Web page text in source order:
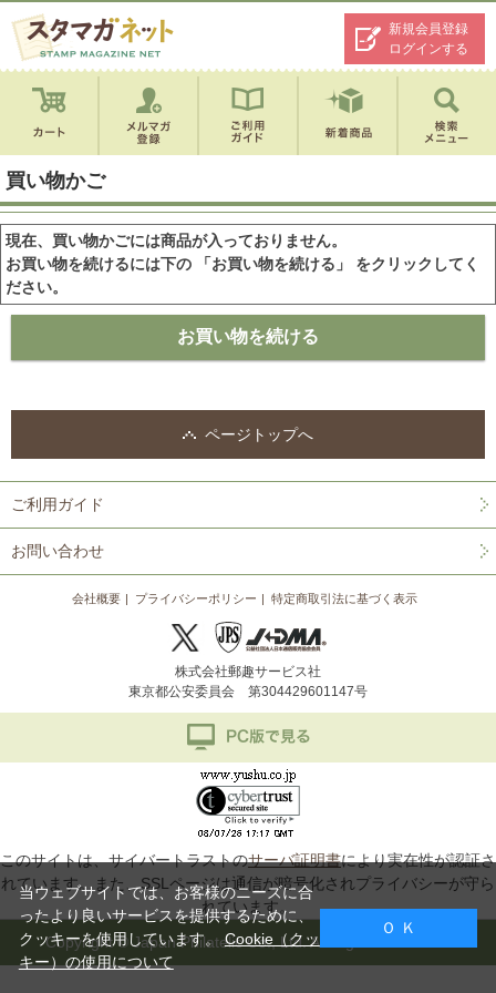
新規会員登録
ログインする
買い物かご
現在、買い物かごには商品が入っておりません。
お買い物を続けるには下の 「お買い物を続ける」 をクリックしてく
ださい。
ページトップへ
ご利用ガイド
お問い合わせ
会社概要 プライバシーポリシー 特定商取引法に基づく表示
株式会社郵趣サービス社
東京都公安委員会 第304429601147号
このサイトは、サイバートラストのサーバ証明書により実在性が認証さ
れています。また、SSLページは通信が暗号化されプライバシーが守ら
れています。
Copyright © Japan Philatelic Co., Ltd. All Rights Reserved.
当ウェブサイトでは、お客様のニーズに合
ったより良いサービスを提供するために、
クッキーを使用しています。Cookie（クッ
キー）の使用について
Ｏ Ｋ